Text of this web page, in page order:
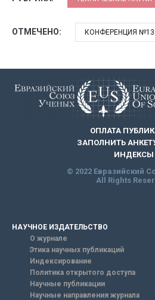
ОТМЕЧЕНО: КОНФЕРЕНЦИЯ №13
ОПЛАТА
ЗАПОЛНИТЬ
ИНДЕКСЫ
© 2022 Евразийский
All Rights
НАУЧНОЕ ИЗДАТЕЛЬСТВО
О журнале
Этика научных публикаций
Индексирование
Политика открытого доступа
Научные публикации
Научные направления журнала